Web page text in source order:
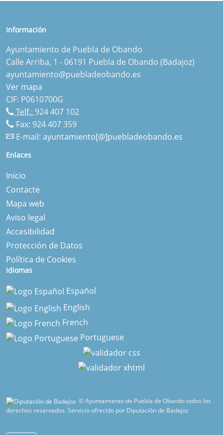
Información
Ayuntamiento de Puebla de Obando
Calle Arriba, 1 - 06191 Puebla de Obando (Badajoz)
ayuntamiento@puebladeobando.es
Ver mapa
CIF: P0610700G
Telf.: 924 407 102
Fax: 924 407 359
E-mail: ayuntamiento[@]puebladeobando.es
Enlaces
Inicio
Contacte
Mapa web
Aviso legal
Accesibilidad
Protección de Datos
Política de Cookies
Idiomas
Español
English
French
Portuguese
© Ayuntamiento de Puebla de Obando todos los
derechos reservados.Servicio ofrecido por Diputación de Badajoz